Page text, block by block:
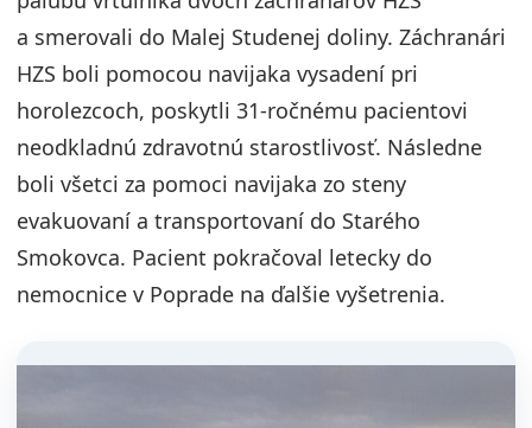
a smerovali do Malej Studenej doliny. Záchranári
HZS boli pomocou navijaka vysadení pri
horolezcoch, poskytli 31-ročnému pacientovi
neodkladnú zdravotnú starostlivosť. Následne
boli všetci za pomoci navijaka zo steny
evakuovaní a transportovaní do Starého
Smokovca. Pacient pokračoval letecky do
nemocnice v Poprade na ďalšie vyšetrenia.